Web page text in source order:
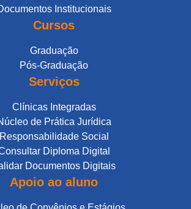
Institucionais
Cursos
Graduação
Pós-Graduação
Serviços
Clínicas Integradas
de Prática Jurídica
Responsabilidade Social
Diploma Digital
Documentos Digitais
Apoio ao aluno